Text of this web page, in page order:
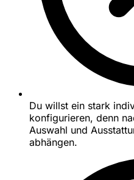
Du willst ein stark
konfigurieren, denn
Auswahl und
abhängen.